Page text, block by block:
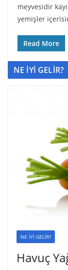
meyvesidir
yemişler
Read More
NE İYİ GELİR?
NE İYİ GELİR?
Havuç